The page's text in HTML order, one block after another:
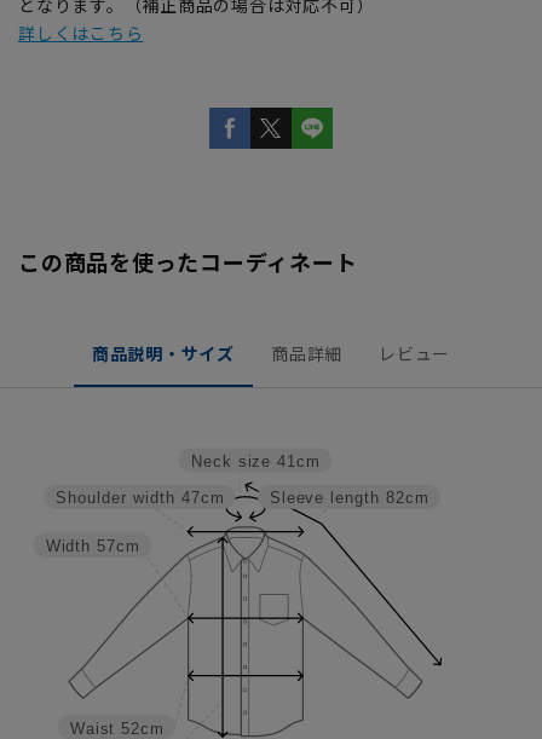
詳しくはこちら
この商品を使ったコーディネート
商品説明・サイズ 商品詳細 レビュー
Sleeve length 82cm
Neck size 41cm
Waist 52cm
Width 57cm
Shoulder width 47cm